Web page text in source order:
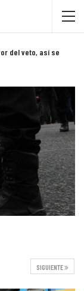
del veto, así se
SIGUIENTE